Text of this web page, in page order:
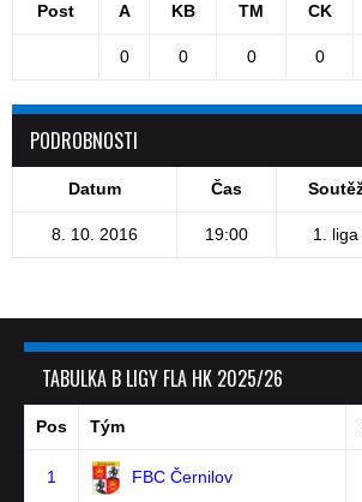
Post A KB TM CK
0 0 0 0
PODROBNOSTI
Datum Čas
8. 10. 2016 19:00 1. liga
TABULKA B LIGY FLA HK 2025/26
Pos Tým
1 FBC Černilov